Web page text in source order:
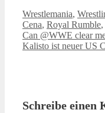
Kategorien
Wrestlemania,
Cena, Royal Rumble,
Can @WWE clear
Kalisto ist neuer US
Schreibe einen